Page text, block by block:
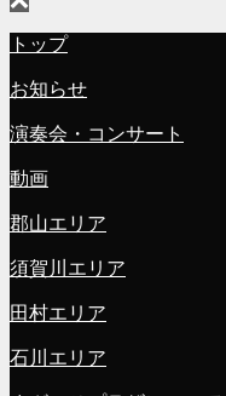
トップ
お知らせ
演奏会・コンサート
動画
郡山エリア
須賀川エリア
田村エリア
石川エリア